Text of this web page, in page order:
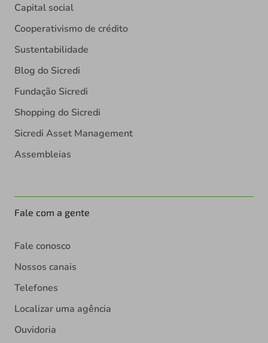
Capital social
Cooperativismo de crédito
Sustentabilidade
Blog do Sicredi
Fundação Sicredi
Shopping do Sicredi
Sicredi Asset Management
Assembleias
Fale com a gente
Fale conosco
Nossos canais
Telefones
Localizar uma agência
Ouvidoria